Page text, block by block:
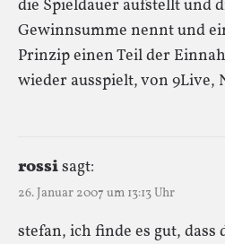
die Spieldauer aufstellt und
Gewinnsumme nennt und
Prinzip einen Teil der
wieder ausspielt, von 9Live,
r0ssisagt:
26. Januar 2007 um 13:13 Uhr
stefan, ich finde es gut, dass